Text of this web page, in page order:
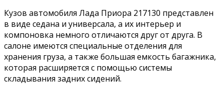
Кузов автомобиля Лада Приора 217130 представлен
в виде седана и универсала, а их интерьер и
компоновка немного отличаются друг от друга. В
салоне имеются специальные отделения для
хранения груза, а также большая емкость багажника,
которая расширяется с помощью системы
складывания задних сидений.